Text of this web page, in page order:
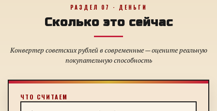
РАЗДЕЛ 07 · ДЕНЬГИ
Сколько это сейчас
Конвертер советских рублей в современные — оцените реальную
покупательную способность
ЧТО СЧИТАЕМ